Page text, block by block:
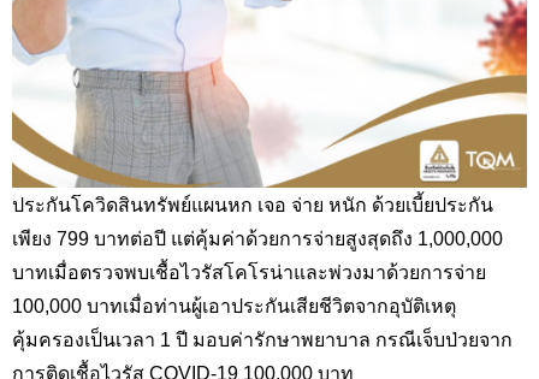
ประกันโควิดสินทรัพย์แผนหก เจอ จ่าย หนัก ด้วยเบี้ยประกัน
เพียง 799 บาทต่อปี แต่คุ้มค่าด้วยการจ่ายสูงสุดถึง 1,000,000
บาทเมื่อตรวจพบเชื้อไวรัสโคโรน่าและพ่วงมาด้วยการจ่าย
100,000 บาทเมื่อท่านผู้เอาประกันเสียชีวิตจากอุบัติเหตุ
คุ้มครองเป็นเวลา 1 ปี มอบค่ารักษาพยาบาล กรณีเจ็บป่วยจาก
การติดเชื้อไวรัส COVID-19 100,000 บาท